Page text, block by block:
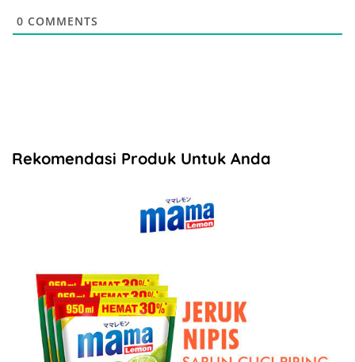
0 COMMENTS
Rekomendasi Produk Untuk Anda